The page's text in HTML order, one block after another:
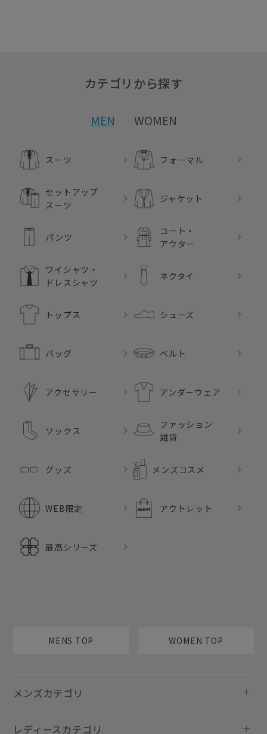
カテゴリから探す
MEN WOMEN
スーツ フォーマル
セットアップ
スーツ
ジャケット
パンツ
コート・
アウター
ワイシャツ・
ドレスシャツ
ネクタイ
トップス シューズ
バッグ ベルト
アクセサリー アンダーウェア
ソックス
ファッション
雑貨
グッズ メンズコスメ
WEB限定 アウトレット
最高シリーズ
MENS TOP WOMEN TOP
メンズカテゴリ
レディースカテゴリ